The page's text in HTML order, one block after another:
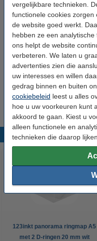
vergelijkbare technieken.
functionele cookies zorgen
de website goed werkt.
hebben ze een analytische
ons helpt de website
verbeteren. We laten u
advertenties zien die
uw interesses en willen
gedrag binnen en buiten
cookiebeleid leest u alles
hoe u uw voorkeuren kunt
akkoord te gaan. Kiest u
alleen functionele en
technieken die daarop lijken.
Opening:
Aantal: 100
Ons artikelnr:
123inkt
micron (500
€ 34,95
123inkt panorama ringmap A5
met 2 D-ringen 20 mm wit